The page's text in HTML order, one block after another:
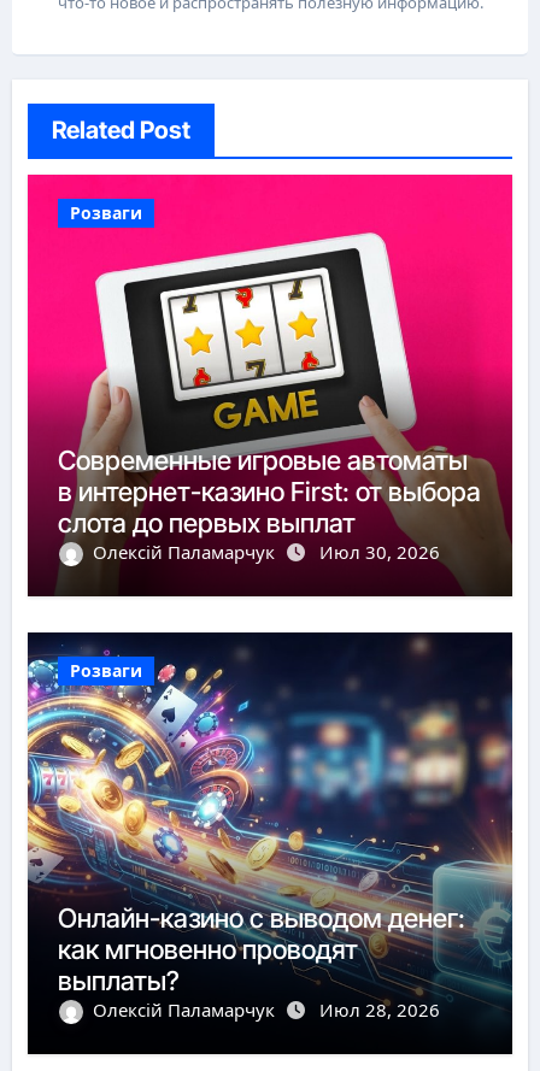
Related Post
Розваги
Современные игровые автоматы
в интернет-казино First: от выбора
слота до первых выплат
Олексій Паламарчук Июл 30, 2026
Розваги
Онлайн-казино с выводом денег:
как мгновенно проводят
выплаты?
Олексій Паламарчук Июл 28, 2026